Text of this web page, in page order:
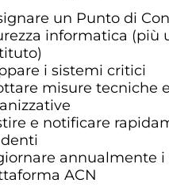
un Punto di
informatica (più
i sistemi critici
misure tecniche e
e notificare
annualmente i
ACN